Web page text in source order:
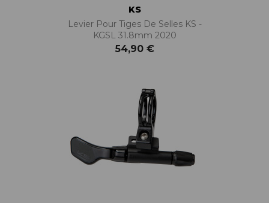
KS
Levier Pour Tiges De Selles KS -
KGSL 31.8mm 2020
54,90 €